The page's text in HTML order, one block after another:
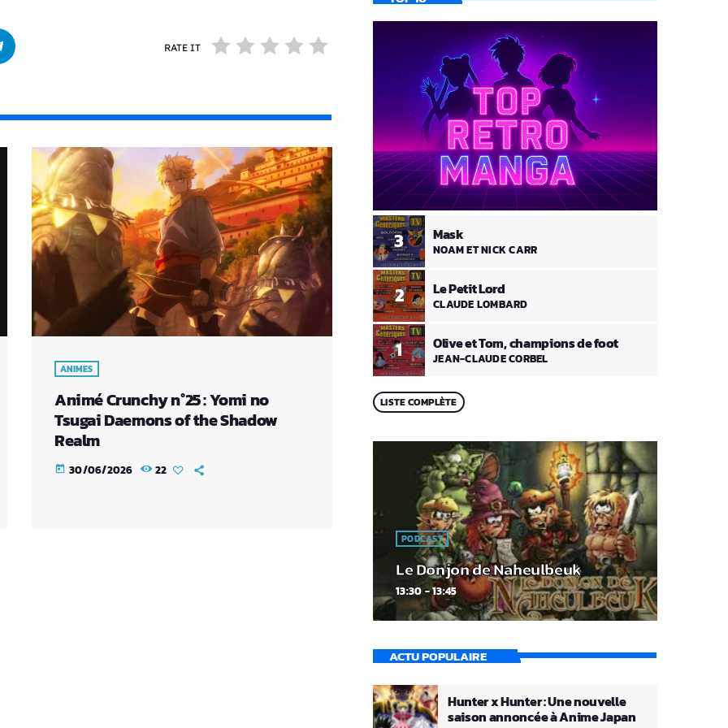
RATE IT
ANIMES
Animé Crunchy n°25 : Yomi no
Tsugai Daemons of the Shadow
Realm
today 30/06/2026 22
1 Olive et Tom, champions de foot
JEAN-CLAUDE CORBEL
2 Le Petit Lord
CLAUDE LOMBARD
3 Mask
NOAM ET NICK CARR
LISTE COMPLÈTE
PODCAST
Le Donjon de Naheulbeuk
13:30 - 13:45
ACTU POPULAIRE
Hunter x Hunter : Une nouvelle
saison annoncée à Anime Japan